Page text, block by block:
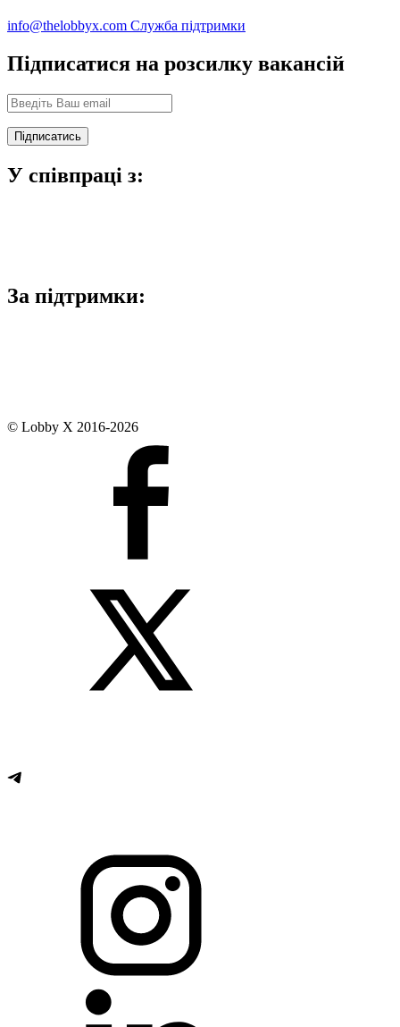
info@thelobbyx.com Служба підтримки
Підписатися на розсилку вакансій
У співпраці з:
За підтримки:
© Lobby X 2016-2026